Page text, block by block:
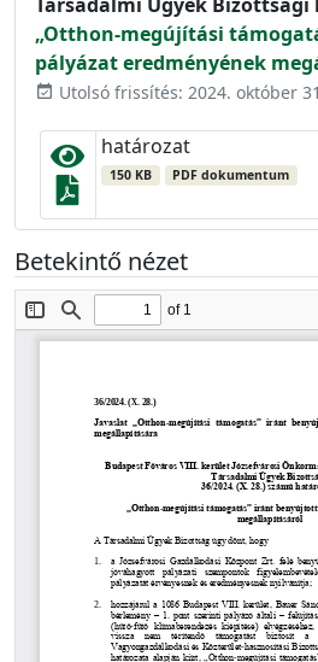
„Otthon-megújítási
pályázat eredményének
event_available Utolsó frissítés: 2024. október
határozat
150 KB PDF dokumentum
Betekintő nézet